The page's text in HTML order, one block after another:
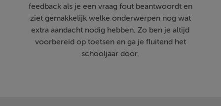
feedback als je een vraag fout beantwoordt en
ziet gemakkelijk welke onderwerpen nog wat
extra aandacht nodig hebben. Zo ben je altijd
voorbereid op toetsen en ga je fluitend het
schooljaar door.